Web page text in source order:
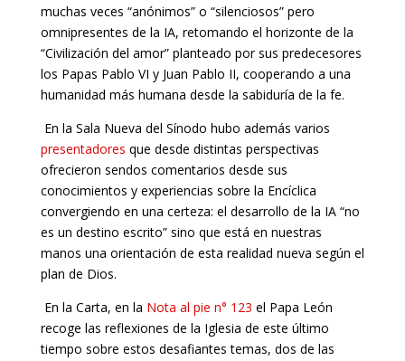
muchas veces “anónimos” o “silenciosos” pero
omnipresentes de la IA, retomando el horizonte de la
“Civilización del amor” planteado por sus predecesores
los Papas Pablo VI y Juan Pablo II, cooperando a una
humanidad más humana desde la sabiduría de la fe.
En la Sala Nueva del Sínodo hubo además varios
presentadores que desde distintas perspectivas
ofrecieron sendos comentarios desde sus
conocimientos y experiencias sobre la Encíclica
convergiendo en una certeza: el desarrollo de la IA “no
es un destino escrito” sino que está en nuestras
manos una orientación de esta realidad nueva según el
plan de Dios.
En la Carta, en la Nota al pie n° 123 el Papa León
recoge las reflexiones de la Iglesia de este último
tiempo sobre estos desafiantes temas, dos de las